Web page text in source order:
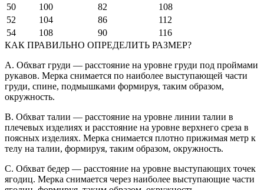
50
100 82
108
52
104 86
112
54
108 90
116
КАК ПРАВИЛЬНО ОПРЕДЕЛИТЬ РАЗМЕР?
A. Обхват груди — расстояние на уровне груди под проймами
рукавов. Мерка снимается по наиболее выступающей части
груди, спине, подмышками формируя, таким образом,
окружность.
B. Обхват талии — расстояние на уровне линии талии в
плечевых изделиях и расстояние на уровне верхнего среза в
поясных изделиях. Мерка снимается плотно прижимая метр к
телу на талии, формируя, таким образом, окружность.
C. Обхват бедер — расстояние на уровне выступающих точек
ягодиц. Мерка снимается через наиболее выступающие части